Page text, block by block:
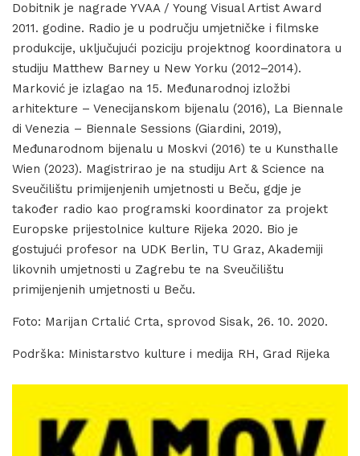
Dobitnik je nagrade YVAA / Young Visual Artist Award
2011. godine. Radio je u području umjetničke i filmske
produkcije, uključujući poziciju projektnog koordinatora u
studiju Matthew Barney u New Yorku (2012–2014).
Marković je izlagao na 15. Međunarodnoj izložbi
arhitekture – Venecijanskom bijenalu (2016), La Biennale
di Venezia – Biennale Sessions (Giardini, 2019),
Međunarodnom bijenalu u Moskvi (2016) te u Kunsthalle
Wien (2023). Magistrirao je na studiju Art & Science na
Sveučilištu primijenjenih umjetnosti u Beču, gdje je
također radio kao programski koordinator za projekt
Europske prijestolnice kulture Rijeka 2020. Bio je
gostujući profesor na UDK Berlin, TU Graz, Akademiji
likovnih umjetnosti u Zagrebu te na Sveučilištu
primijenjenih umjetnosti u Beču.
Foto: Marijan Crtalić Crta, sprovod Sisak, 26. 10. 2020.
Podrška: Ministarstvo kulture i medija RH, Grad Rijeka